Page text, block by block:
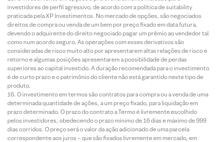
investidores de perfil agressivo, de acordo com a política de suitability
praticada pela XP Investimentos. No mercado de opções, são negociados
direitos de compra ou venda de um bem por preço fixado em data futura,
devendo o adquirente do direito negociado pagar um prêmio ao vendedor tal
como num acordo seguro. As operações com esses derivativos são
consideradas de risco muito alto por apresentarem altas relações de risco e
retorno e algumas posições apresentarem a possibilidade de perdas
superiores ao capital investido. A duração recomendada para o investimento
é de curto prazo e o patrimônio do cliente não está garantido neste tipo de
produto.
O investimento em termos são contratos para compra ou a venda de uma
determinada quantidade de ações, a um preço fixado, para liquidação em
prazo determinado. O prazo do contrato a Termo é livremente escolhido
pelos investidores, obedecendo o prazo mínimo de 16 dias e máximo de 999
dias corridos. O preço será o valor da ação adicionado de uma parcela
correspondente aos juros – que são fixados livremente em mercado, em